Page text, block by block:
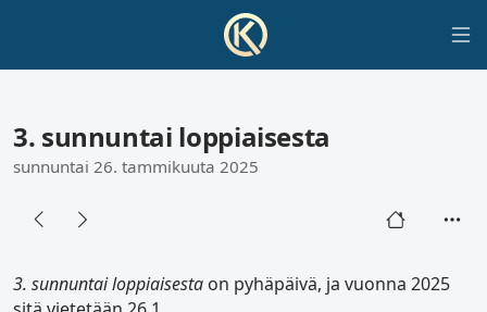
3. sunnuntai loppiaisesta
sunnuntai 26. tammikuuta 2025
3. sunnuntai loppiaisesta on pyhäpäivä, ja vuonna 2025